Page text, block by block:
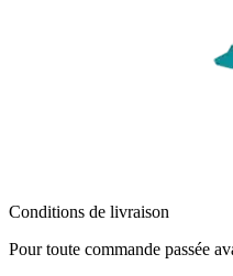
Conditions de livraison
Pour toute commande passée